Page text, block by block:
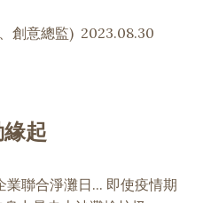
創意總監) 2023.08.30
起
聯合淨灘日... 即使疫情期